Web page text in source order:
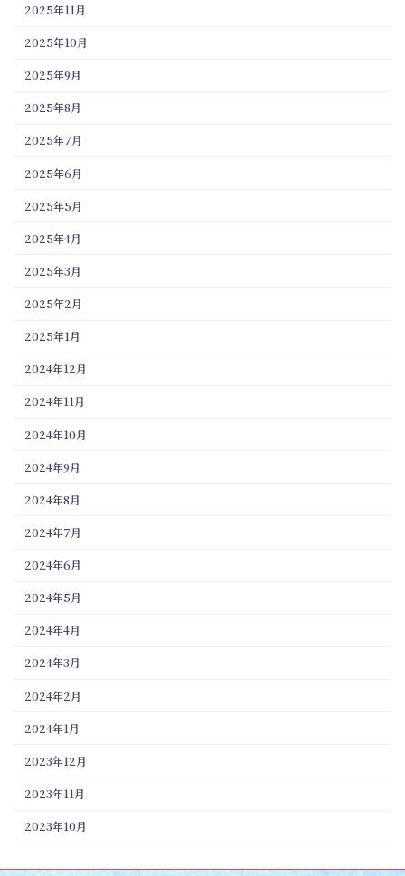
2025年11月
2025年10月
2025年9月
2025年8月
2025年7月
2025年6月
2025年5月
2025年4月
2025年3月
2025年2月
2025年1月
2024年12月
2024年11月
2024年10月
2024年9月
2024年8月
2024年7月
2024年6月
2024年5月
2024年4月
2024年3月
2024年2月
2024年1月
2023年12月
2023年11月
2023年10月